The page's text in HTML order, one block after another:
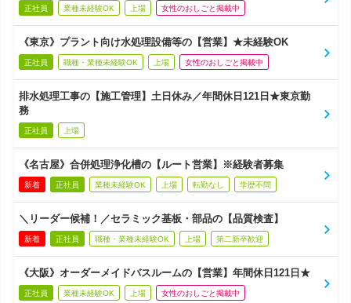
正社員 業種未経験OK 上場 女性のおしごと掲載中
《東京》プラント向け水処理設備等の【営業】★未経験OK
正社員 職種・業種未経験OK 上場 女性のおしごと掲載中
排水処理工事の【施工管理】土日休み／年間休日121日★東京勤
務
正社員 上場
《名古屋》合併処理浄化槽の【ルート営業】※経験者募集
新着 正社員 業種未経験OK 上場 転勤なし 学歴不問
＼リーダー候補！／セラミック基板・部品の【品質検査】
新着 正社員 職種・業種未経験OK 上場 第二新卒歓迎
《大阪》オーダーメイドバスルームの【営業】年間休日121日★
正社員 業種未経験OK 上場 女性のおしごと掲載中